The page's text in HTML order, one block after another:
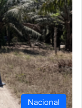
Nacional